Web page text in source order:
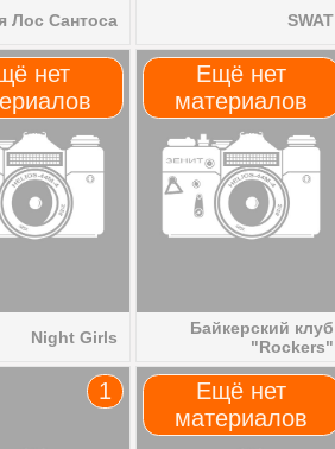
Лос Сантоса SWAT
нет
Night Girls
Ещё нет
материалов
Байкерский клуб
"Rockers"
1
Ещё нет
материалов